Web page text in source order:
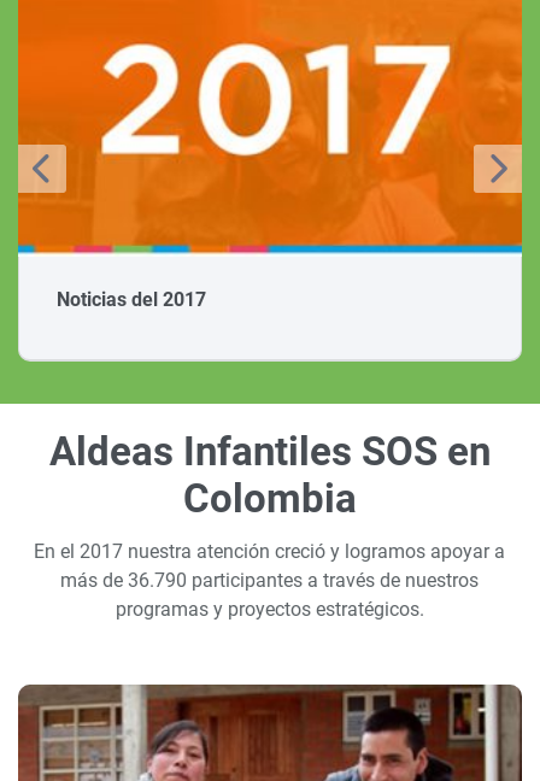
Noticias del 2017
Aldeas Infantiles SOS en
Colombia
En el 2017 nuestra atención creció y logramos apoyar a
más de 36.790 participantes a través de nuestros
programas y proyectos estratégicos.